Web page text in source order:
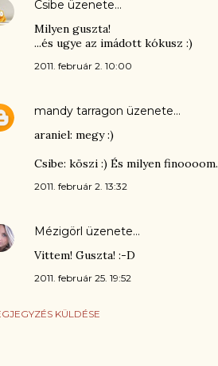
Csibe üzenete…
Milyen guszta!
...és ugye az imádott kókusz :)
2011. február 2. 10:00
mandy tarragon üzenete…
araniel: megy :)
Csibe: köszi :) És milyen finoooom.
2011. február 2. 13:32
Mézigörl üzenete…
Vittem! Guszta! :-D
2011. február 25. 19:52
KÜLDÉSE